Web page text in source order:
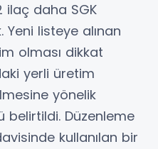
ilaç daha SGK
Yeni listeye alınan
olması dikkat
yerli üretim
yönelik
belirtildi. Düzenleme
kullanılan bir